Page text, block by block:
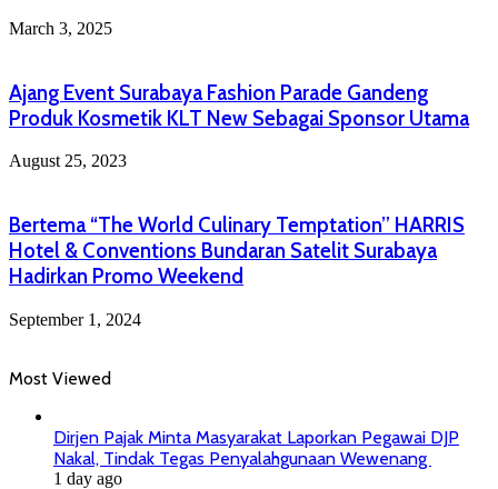
March 3, 2025
Ajang Event Surabaya Fashion Parade Gandeng
Produk Kosmetik KLT New Sebagai Sponsor Utama
August 25, 2023
Bertema “The World Culinary Temptation” HARRIS
Hotel & Conventions Bundaran Satelit Surabaya
Hadirkan Promo Weekend
September 1, 2024
Most Viewed
Dirjen Pajak Minta Masyarakat Laporkan Pegawai DJP
Nakal, Tindak Tegas Penyalahgunaan Wewenang
1 day ago